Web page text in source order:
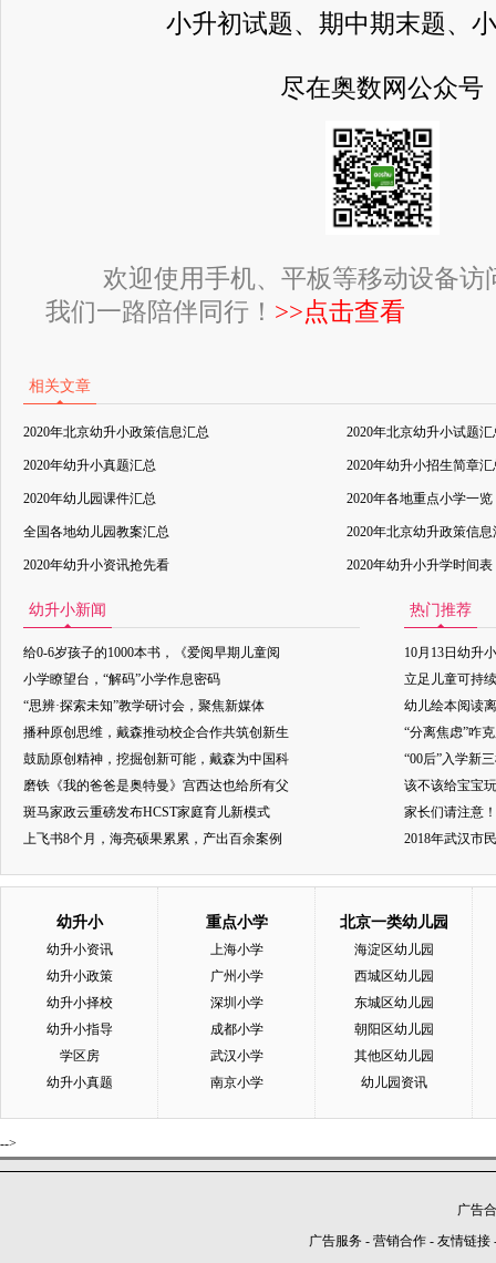
小升初试题、期中期末题、
尽在奥数网公众号
欢迎使用手机、平板等移动设备访
我们一路陪伴同行！ >>点击查看
相关文章
2020年北京幼升小政策信息汇总 2020年北京幼升小试题汇
2020年幼升小真题汇总 2020年幼升小招生简章汇
2020年幼儿园课件汇总 2020年各地重点小学一览
全国各地幼儿园教案汇总 2020年北京幼升政策信息
2020年幼升小资讯抢先看 2020年幼升小升学时间表
幼升小新闻
给0-6岁孩子的1000本书，《爱阅早期儿童阅
小学瞭望台，“解码”小学作息密码
“思辨·探索未知”教学研讨会，聚焦新媒体
播种原创思维，戴森推动校企合作共筑创新生
鼓励原创精神，挖掘创新可能，戴森为中国科
磨铁《我的爸爸是奥特曼》宫西达也给所有父
斑马家政云重磅发布HCST家庭育儿新模式
上飞书8个月，海亮硕果累累，产出百余案例
热门推荐
10月13日幼升
立足儿童可持
幼儿绘本阅读
“分离焦虑”咋
“00后”入学新
该不该给宝宝
家长们请注意
2018年武汉市
幼升小
幼升小资讯
幼升小政策
幼升小择校
幼升小指导
学区房
幼升小真题
重点小学
上海小学
广州小学
深圳小学
成都小学
武汉小学
南京小学
北京一类幼儿园
海淀区幼儿园
西城区幼儿园
东城区幼儿园
朝阳区幼儿园
其他区幼儿园
幼儿园资讯
-->
广告
广告服务 - 营销合作 - 友情链接